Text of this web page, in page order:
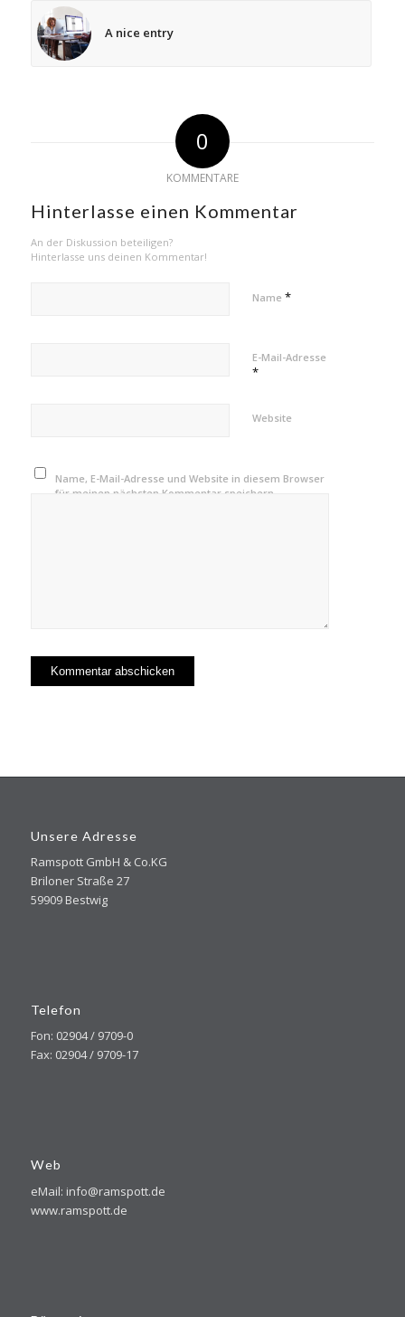
A nice entry
0
KOMMENTARE
Hinterlasse einen Kommentar
An der Diskussion beteiligen?
Hinterlasse uns deinen Kommentar!
Name *
E-Mail-Adresse
*
Website
Name, E-Mail-Adresse und Website in diesem Browser
für meinen nächsten Kommentar speichern.
Unsere Adresse
Ramspott GmbH & Co.KG
Briloner Straße 27
59909 Bestwig
Telefon
Fon: 02904 / 9709-0
Fax: 02904 / 9709-17
Web
eMail: info@ramspott.de
www.ramspott.de